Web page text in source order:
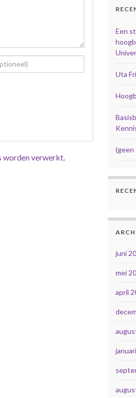
worden verwerkt.
Een
Uta
(geen
juni
mei
april